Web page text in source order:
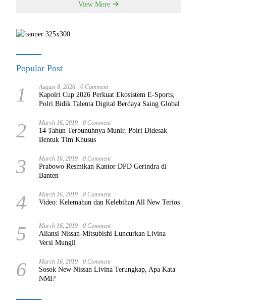
View More
Popular Post
1 August 8, 2026 0 Comment
Kapolri Cup 2026 Perkuat Ekosistem E-Sports,
Polri Bidik Talenta Digital Berdaya Saing Global
2 March 16, 2019 0 Comment
14 Tahun Terbunuhnya Munir, Polri Didesak
Bentuk Tim Khusus
3 March 16, 2019 0 Comment
Prabowo Resmikan Kantor DPD Gerindra di
Banten
4 March 16, 2019 0 Comment
Video: Kelemahan dan Kelebihan All New Terios
5 March 16, 2019 0 Comment
Aliansi Nissan-Mitsubishi Luncurkan Livina
Versi Mungil
6 March 16, 2019 0 Comment
Sosok New Nissan Livina Terungkap, Apa Kata
NMI?